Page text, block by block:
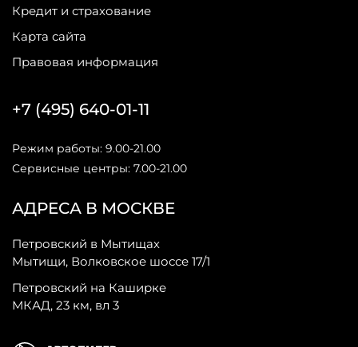
Кредит и страхование
Карта сайта
Правовая информация
АДРЕСА В МОСКВЕ
Петровский в Мытищах
Мытищи, Волковское шоссе 17/1
Петровский на Каширке
МКАД, 23 км, вл 3
+7 (495) 640-01-11
Режим работы: 9.00-21.00
Сервисные центры: 7.00-21.00